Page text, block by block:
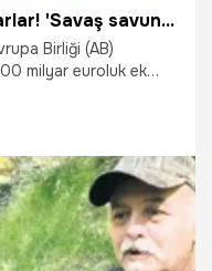
Avrupa Birliği'nden yeni kararlar! 'Savaş savunma ihtiyacını hatırlattı'
Birliği (AB)
milyar euroluk ek